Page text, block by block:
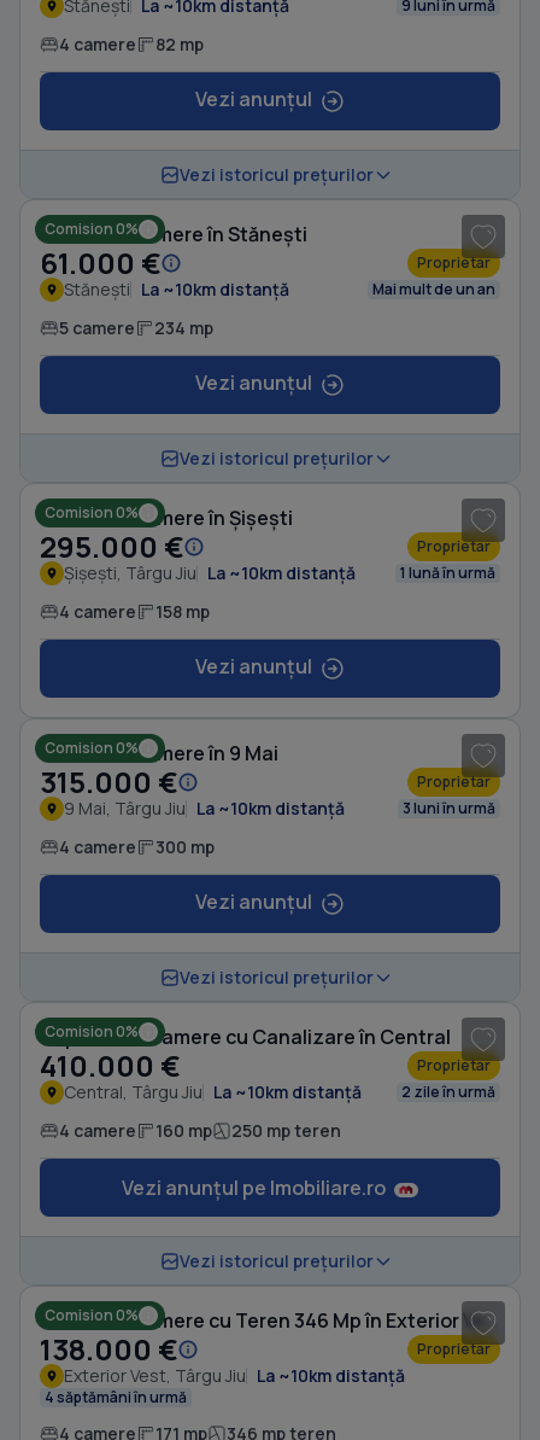
Stănești La ~10km distanță 9 luni în urmă
4 camere 82 mp
Vezi anunțul
Vezi istoricul prețurilor
Comision 0%
Casă cu 5 camere în Stănești
61.000 € Proprietar
Stănești La ~10km distanță Mai mult de un an
5 camere 234 mp
Vezi anunțul
Vezi istoricul prețurilor
Comision 0%
Casă cu 4 camere în Șișești
295.000 € Proprietar
Șișești, Târgu Jiu La ~10km distanță 1 lună în urmă
4 camere 158 mp
Vezi anunțul
Comision 0%
Casă cu 4 camere în 9 Mai
315.000 € Proprietar
9 Mai, Târgu Jiu La ~10km distanță 3 luni în urmă
4 camere 300 mp
Vezi anunțul
Vezi istoricul prețurilor
Comision 0%
Duplex cu 4 camere cu Canalizare în Central
410.000 € Proprietar
Central, Târgu Jiu La ~10km distanță 2 zile în urmă
4 camere 160 mp 250 mp teren
Vezi anunțul pe Imobiliare.ro
Vezi istoricul prețurilor
Comision 0% Casă cu 4 camere cu Teren 346 Mp în Exterior Vest
138.000 € Proprietar
Exterior Vest, Târgu Jiu La ~10km distanță
4 săptămâni în urmă
4 camere 171 mp 346 mp teren